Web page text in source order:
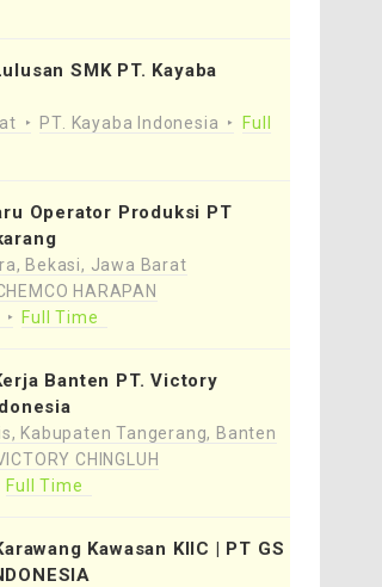
SMK PT. Kayaba
PT. Kayaba Indonesia
Full
Operator Produksi PT
Bekasi, Jawa Barat
HARAPAN
Full Time
Banten PT. Victory
Kabupaten Tangerang, Banten
CHINGLUH
Full Time
Kawasan KIIC | PT GS